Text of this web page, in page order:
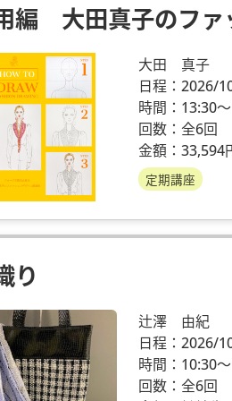
編 大田真子のファ
大田 真子
日程：2026/
時間：13:30
回数：全6回
金額：33,594
定期講座
り
辻澤 由紀
日程：2026/
時間：10:30
回数：全6回